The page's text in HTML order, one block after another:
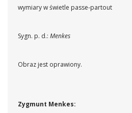
wymiary w świetle passe-partout
Sygn. p. d.: Menkes
Obraz jest oprawiony.
Zygmunt Menkes: